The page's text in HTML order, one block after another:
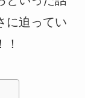
に迫ってい